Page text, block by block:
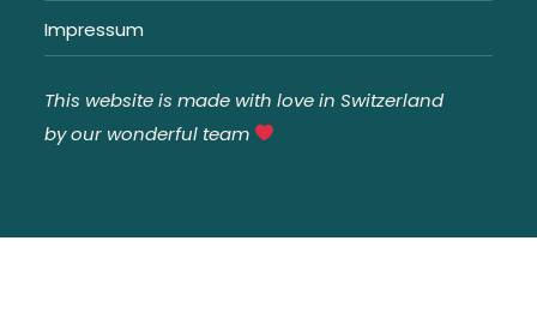
Impressum
This website is made with love in Switzerland
by our wonderful team